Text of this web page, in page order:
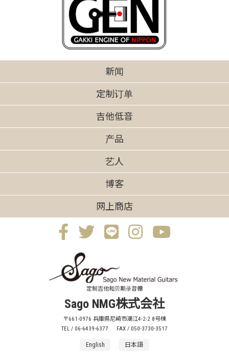
新闻
定制订单
吉他低音
产品
艺人
博客
网上商店
定制吉他和贝斯录音棚
Sago NMG株式会社
〒661-0976 兵庫県尼崎市潮江4-2-2 8号棟
TEL / 06-6439-6377
FAX / 050-3730-3517
English 日本語